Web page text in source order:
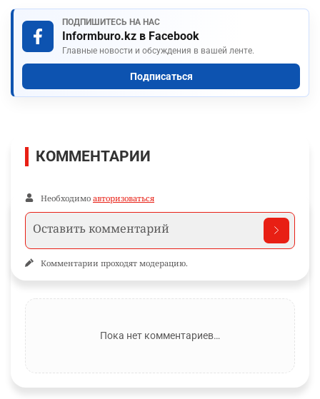
ПОДПИШИТЕСЬ НА НАС
Informburo.kz в Facebook
Главные новости и обсуждения в вашей ленте.
Подписаться
КОММЕНТАРИИ
Необходимо авторизоваться
Комментарии проходят модерацию.
Пока нет комментариев…